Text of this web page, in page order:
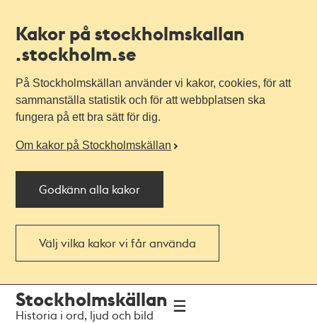
Kakor på stockholmskallan
.stockholm.se
På Stockholmskällan använder vi kakor, cookies, för att
sammanställa statistik och för att webbplatsen ska
fungera på ett bra sätt för dig.
Om kakor på Stockholmskällan
Godkänn alla kakor
Välj vilka kakor vi får använda
navigationen
huvudinnehållet
Stockholmskällan
Historia i ord, ljud och bild